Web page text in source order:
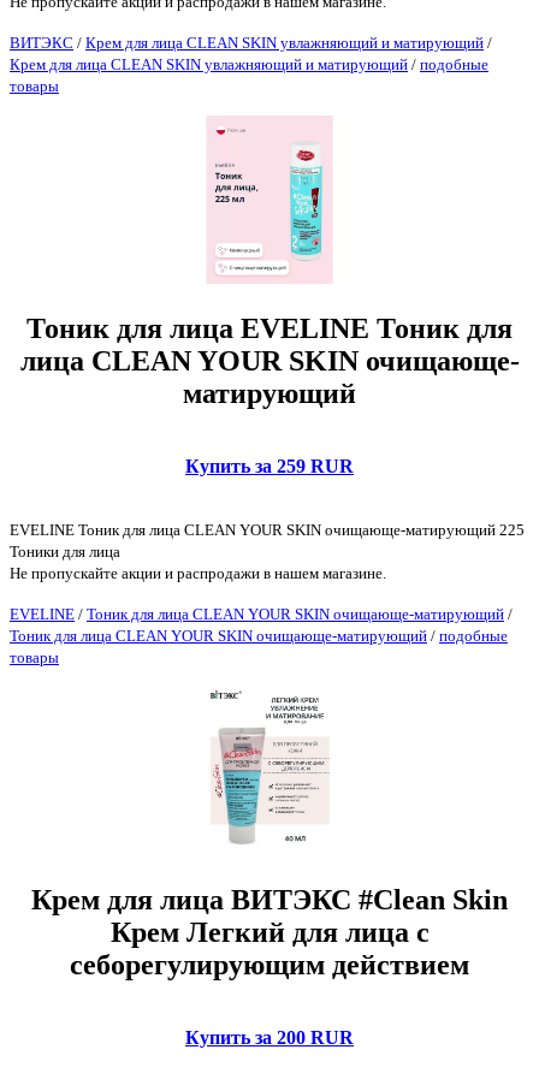
ВИТЭКС / Крем для лица CLEAN SKIN увлажняющий и матирующий /
Крем для лица CLEAN SKIN увлажняющий и матирующий / подобные
товары
Тоник для лица EVELINE Тоник для
лица CLEAN YOUR SKIN очищающе-
матирующий
Купить за 259 RUR
EVELINE Тоник для лица CLEAN YOUR SKIN очищающе-матирующий 225
Тоники для лица
Не пропускайте акции и распродажи в нашем магазине.
EVELINE / Тоник для лица CLEAN YOUR SKIN очищающе-матирующий /
Тоник для лица CLEAN YOUR SKIN очищающе-матирующий / подобные
товары
Крем для лица ВИТЭКС #Clean Skin
Крем Легкий для лица с
себорегулирующим действием
Купить за 200 RUR